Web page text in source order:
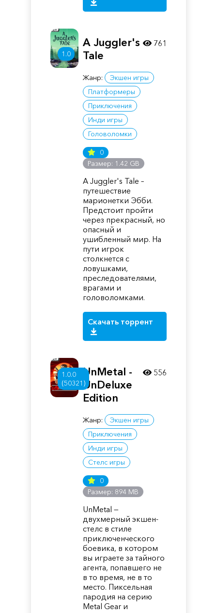
1.0
A Juggler's
Tale
Жанр:
Экшен игры
Платформеры
Приключения
Инди игры
Головоломки
0
Размер: 1.42 GB
A Juggler's Tale –
путешествие
марионетки Эбби.
Предстоит пройти
через прекрасный, но
опасный и
ушибленный мир. На
пути игрок
столкнется с
ловушками,
преследователями,
врагами и
головоломками.
Скачать торрент
761
1.0.0
(50321)
UnMetal -
UnDeluxe
Edition
Жанр:
Экшен игры
Приключения
Инди игры
Стелс игры
0
Размер: 894 MB
UnMetal —
двухмерный экшен-
стелс в стиле
приключенческого
боевика, в котором
вы играете за тайного
агента, попавшего не
в то время, не в то
место. Пиксельная
пародия на серию
Metal Gear и
556